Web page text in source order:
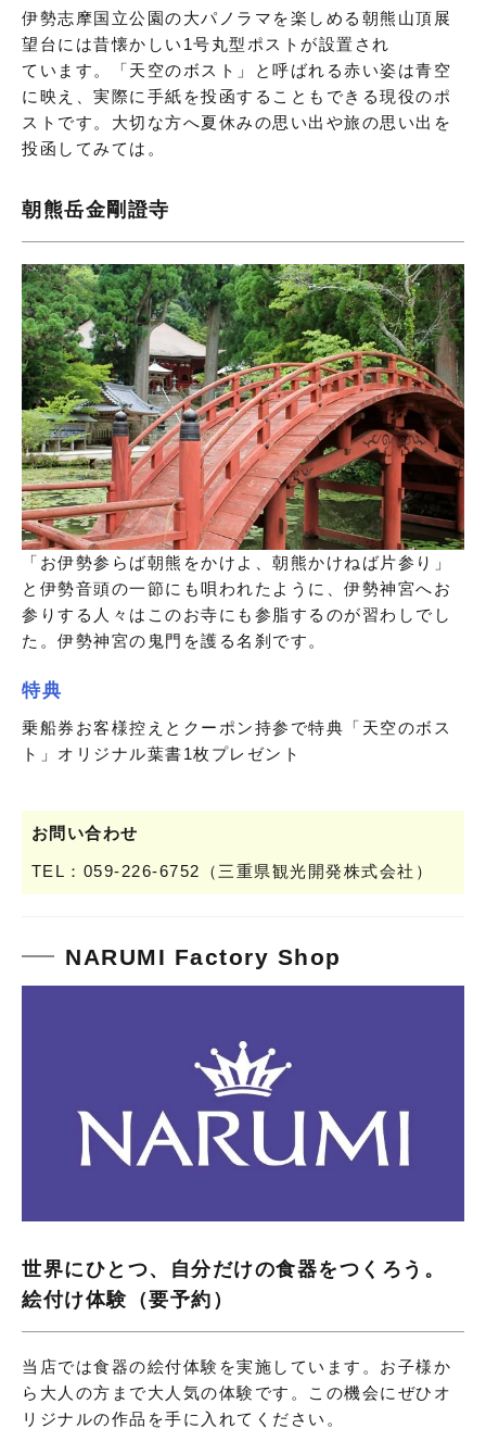
伊勢志摩国立公園の大パノラマを楽しめる朝熊山頂展
望台には昔懐かしい1号丸型ポストが設置され
ています。「天空のボスト」と呼ばれる赤い姿は青空
に映え、実際に手紙を投函することもできる現役のポ
ストです。大切な方へ夏休みの思い出や旅の思い出を
投函してみては。
朝熊岳金剛證寺
「お伊勢参らば朝熊をかけよ、朝熊かけねば片参り」
と伊勢音頭の一節にも唄われたように、伊勢神宮へお
参りする人々はこのお寺にも参脂するのが習わしでし
た。伊勢神宮の鬼門を護る名刹です。
特典
乗船券お客様控えとクーポン持参で特典「天空のボス
ト」オリジナル葉書1枚プレゼント
お問い合わせ
TEL：059-226-6752（三重県観光開発株式会社）
NARUMI Factory Shop
世界にひとつ、自分だけの食器をつくろう。
絵付け体験（要予約）
当店では食器の絵付体験を実施しています。お子様か
ら大人の方まで大人気の体験です。この機会にぜひオ
リジナルの作品を手に入れてください。